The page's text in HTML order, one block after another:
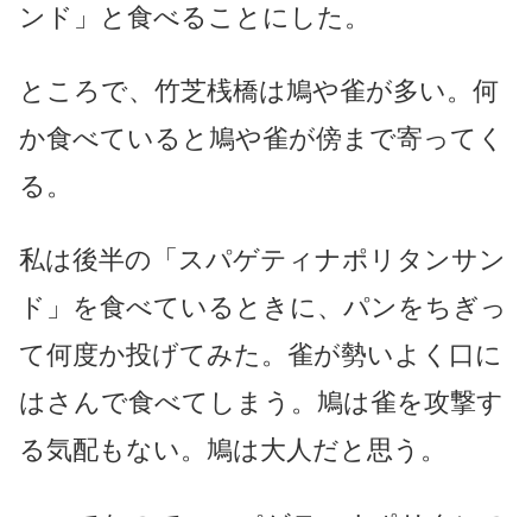
ンド」と食べることにした。
ところで、竹芝桟橋は鳩や雀が多い。何
か食べていると鳩や雀が傍まで寄ってく
る。
私は後半の「スパゲティナポリタンサン
ド」を食べているときに、パンをちぎっ
て何度か投げてみた。雀が勢いよく口に
はさんで食べてしまう。鳩は雀を攻撃す
る気配もない。鳩は大人だと思う。